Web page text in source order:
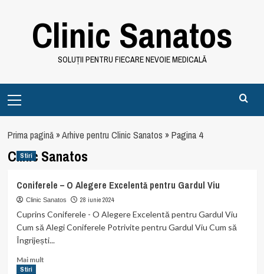
Clinic Sanatos
SOLUȚII PENTRU FIECARE NEVOIE MEDICALĂ
Menu
Prima pagină»Arhive pentru Clinic Sanatos »Pagina 4
Clinic Sanatos
Stiri
Coniferele – O Alegere Excelentă pentru Gardul Viu
Clinic Sanatos 28 iunie 2024
Cuprins Coniferele - O Alegere Excelentă pentru Gardul Viu
Cum să Alegi Coniferele Potrivite pentru Gardul Viu Cum să
Îngrijești...
Mai multRead
Stiri